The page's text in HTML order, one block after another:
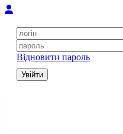
Відновити пароль
Увійти